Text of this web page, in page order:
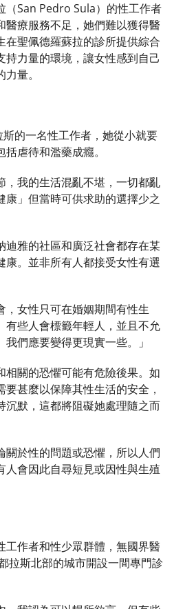
（San Pedro Sula）的性工作者
醫療服務不足，她們難以獲得醫
在聖佩德羅蘇拉的診所提供綜合
力量的環境，讓女性感到自己
量。
的一名性工作者，她從小就要
虐待和濫藥成癮。
，我的生活混亂不堪，一切都亂
」但當時可供求助的選擇少之
迪雅的社區和廣泛社會都存在某
康。並非所有人都接受女性有選
，女性只可在婚姻期間有性生
有些人會標籤年輕人，並且不允
們應要變得更現實一些。」
相關的恐懼可能有危險後果。如
甚麼以保障其性生活的安全，
沉默，這都將阻礙她處理隨之而
關於性的問題或恐懼，所以人們
人會因此自尋短見或因性與生殖
工作者和性少眾群體，無國界醫
拉斯北部的城市開設一間專門診